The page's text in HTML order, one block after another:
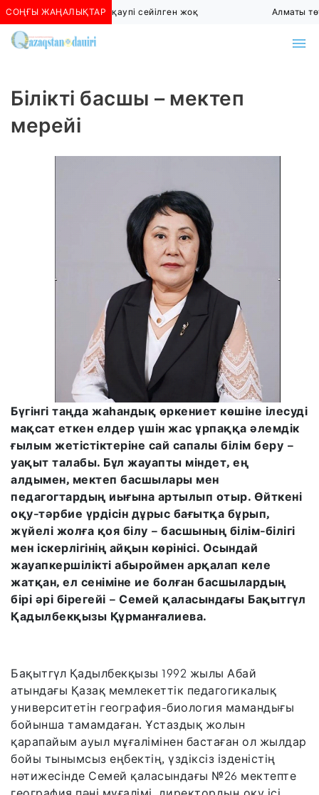
СОҢҒЫ ЖАҢАЛЫҚТАР
Алматыда көшкін қаупі сейілген жоқ Алматы
Білікті басшы – мектеп
мерейі
Бүгінгі таңда жаһандық өркениет көшіне ілесуді
мақсат еткен елдер үшін жас ұрпаққа әлемдік
ғылым жетістіктеріне сай сапалы білім беру –
уақыт талабы. Бұл жауапты міндет, ең
алдымен, мектеп басшылары мен
педагогтардың иығына артылып отыр. Өйткені
оқу-тәрбие үрдісін дұрыс бағытқа бұрып,
жүйелі жолға қоя білу – басшының білім-білігі
мен іскерлігінің айқын көрінісі. Осындай
жауапкершілікті абыроймен арқалап келе
жатқан, ел сеніміне ие болған басшылардың
бірі әрі бірегейі – Семей қаласындағы Бақытгүл
Қадылбекқызы Құрманғалиева.
Бақытгүл Қадылбекқызы 1992 жылы Абай
атындағы Қазақ мемлекеттік педагогикалық
университетін география-биология мамандығы
бойынша тамамдаған. Ұстаздық жолын
қарапайым ауыл мұғалімінен бастаған ол жылдар
бойы тынымсыз еңбектің, үздіксіз ізденістің
нәтижесінде Семей қаласындағы №26 мектепте